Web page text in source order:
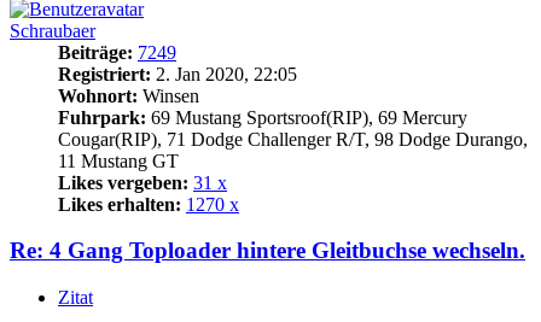
Schraubaer
Beiträge: 7249
Registriert: 2. Jan 2020, 22:05
Wohnort: Winsen
Fuhrpark: 69 Mustang Sportsroof(RIP), 69 Mercury
Cougar(RIP), 71 Dodge Challenger R/T, 98 Dodge Durango,
11 Mustang GT
Likes vergeben: 31 x
Likes erhalten: 1270 x
Re: 4 Gang Toploader hintere Gleitbuchse wechseln.
Zitat